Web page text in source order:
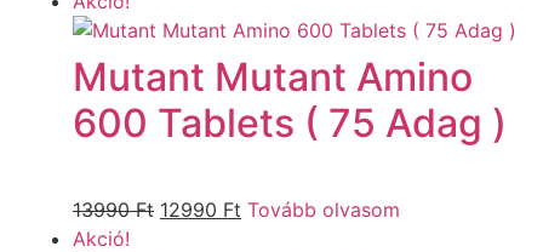
Mutant Mutant Amino
600 Tablets ( 75 Adag )
13990Ft 12990 Ft Tovább olvasom
Akció!